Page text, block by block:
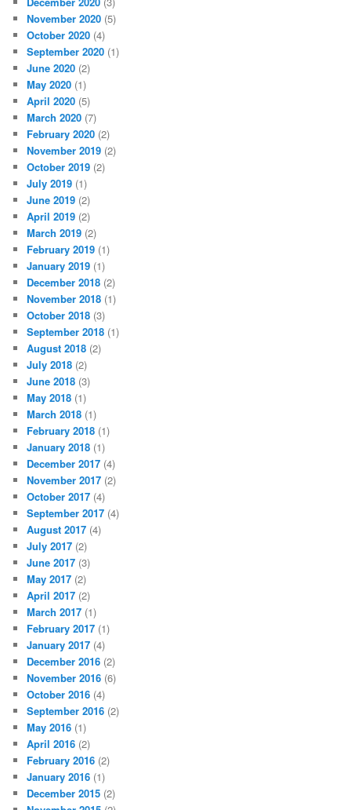
November 2020 (5)
October 2020 (4)
September 2020 (1)
June 2020 (2)
May 2020 (1)
April 2020 (5)
March 2020 (7)
February 2020 (2)
November 2019 (2)
October 2019 (2)
July 2019 (1)
June 2019 (2)
April 2019 (2)
March 2019 (2)
February 2019 (1)
January 2019 (1)
December 2018 (2)
November 2018 (1)
October 2018 (3)
September 2018 (1)
August 2018 (2)
July 2018 (2)
June 2018 (3)
May 2018 (1)
March 2018 (1)
February 2018 (1)
January 2018 (1)
December 2017 (4)
November 2017 (2)
October 2017 (4)
September 2017 (4)
August 2017 (4)
July 2017 (2)
June 2017 (3)
May 2017 (2)
April 2017 (2)
March 2017 (1)
February 2017 (1)
January 2017 (4)
December 2016 (2)
November 2016 (6)
October 2016 (4)
September 2016 (2)
May 2016 (1)
April 2016 (2)
February 2016 (2)
January 2016 (1)
December 2015 (2)